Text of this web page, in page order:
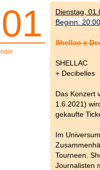
01
Indie
Dienstag,
Beginn:
Shellac x
SHELLAC
+ Decibelles
Das Konzert
1.6.2021)
gekaufte
Im
Tourneen.
Journalisten